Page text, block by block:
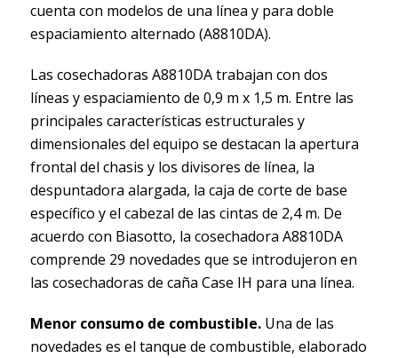
cuenta con modelos de una línea y para doble
espaciamiento alternado (A8810DA).
Las cosechadoras A8810DA trabajan con dos
líneas y espaciamiento de 0,9 m x 1,5 m. Entre las
principales características estructurales y
dimensionales del equipo se destacan la apertura
frontal del chasis y los divisores de línea, la
despuntadora alargada, la caja de corte de base
específico y el cabezal de las cintas de 2,4 m. De
acuerdo con Biasotto, la cosechadora A8810DA
comprende 29 novedades que se introdujeron en
las cosechadoras de caña Case IH para una línea.
Menor consumo de combustible.Una de las
novedades es el tanque de combustible, elaborado